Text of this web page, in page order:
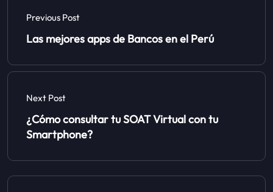
Previous Post
Las mejores apps de Bancos en el Perú
Next Post
¿Cómo consultar tu SOAT Virtual con tu
Smartphone?